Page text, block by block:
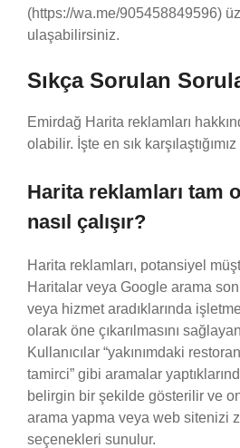
(https://wa.me/905458849596)
ulaşabilirsiniz.
Sıkça Sorulan
Emirdağ Harita reklamları
olabilir. İşte en sık
Harita reklamları tam
nasıl çalışır?
Harita reklamları, potansiyel
Haritalar veya Google arama
veya hizmet aradıklarında
olarak öne çıkarılmasını
Kullanıcılar “yakınımdaki
tamirci” gibi aramalar
belirgin bir şekilde gösterilir ve
arama yapma veya web sitenizi
seçenekleri sunulur.